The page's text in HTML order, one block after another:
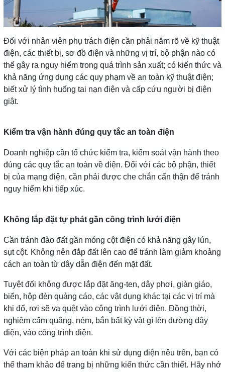
Đối với nhân viên phụ trách điện cần phải nắm rõ về kỹ thuật
điện, các thiết bị, sơ đồ điện và những vị trí, bộ phận nào có
thể gây ra nguy hiểm trong quá trình sản xuất; có kiến thức và
khả năng ứng dụng các quy phạm về an toàn kỹ thuật điện;
biết xử lý tình huống tai nạn điện và cấp cứu người bị điện
giật.
Kiểm tra vận hành đúng quy tắc an toàn điện
Doanh nghiệp cần tổ chức kiểm tra, kiểm soát vận hành theo
đúng các quy tắc an toàn về điện. Đối với các bộ phận, thiết
bị của mạng điện, cần phải được che chắn cẩn thận để tránh
nguy hiểm khi tiếp xúc.
Không lắp đặt tự phát gần công trình lưới điện
Cần tránh đào đất gần móng cột điện có khả năng gây lún,
sụt cột. Không nên đắp đất lên cao để tránh làm giảm khoảng
cách an toàn từ dây dẫn điện đến mặt đất.
Tuyệt đối không được lắp đặt ăng-ten, dây phơi, giàn giáo,
biển, hộp đèn quảng cáo, các vật dụng khác tại các vị trí mà
khi đổ, rơi sẽ va quệt vào công trình lưới điện. Đồng thời,
nghiêm cấm quăng, ném, bắn bất kỳ vật gì lên đường dây
điện, vào công trình điện.
Với các biện pháp an toàn khi sử dụng điện nêu trên, bạn có
thể tham khảo để trang bị những kiến thức cần thiết. Hãy nhớ